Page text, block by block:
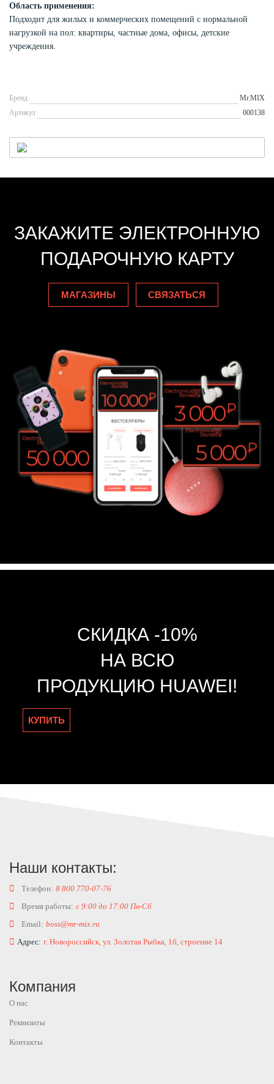
Область применения:
Подходит для жилых и коммерческих помещений с нормальной
нагрузкой на пол: квартиры, частные дома, офисы, детские
учреждения.
Бренд
Mr.MIX
Артикул
000138
ЗАКАЖИТЕ ЭЛЕКТРОННУЮ
ПОДАРОЧНУЮ КАРТУ
МАГАЗИНЫ СВЯЗАТЬСЯ
СКИДКА -10%
НА ВСЮ
ПРОДУКЦИЮ HUAWEI!
КУПИТЬ
Наши контакты:
Телефон: 8 800 770-07-76
Время работы: с 9:00 до 17:00 Пн-Сб
Email: boss@mr-mix.ru
Адрес: г. Новороссийск, ул. Золотая Рыбка, 1б, строение 14
Компания
О нас
Реквизиты
Контакты